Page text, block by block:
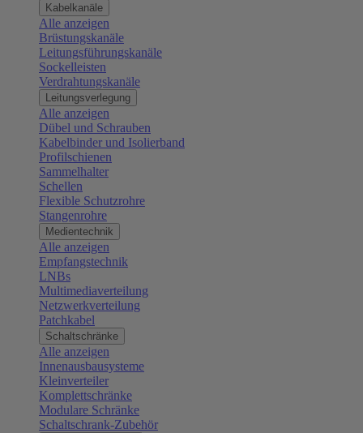
Kabelkanäle
Alle anzeigen
Brüstungskanäle
Leitungsführungskanäle
Sockelleisten
Verdrahtungskanäle
Leitungsverlegung
Alle anzeigen
Dübel und Schrauben
Kabelbinder und Isolierband
Profilschienen
Sammelhalter
Schellen
Flexible Schutzrohre
Stangenrohre
Medientechnik
Alle anzeigen
Empfangstechnik
LNBs
Multimediaverteilung
Netzwerkverteilung
Patchkabel
Schaltschränke
Alle anzeigen
Innenausbausysteme
Kleinverteiler
Komplettschränke
Modulare Schränke
Schaltschrank-Zubehör